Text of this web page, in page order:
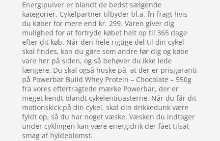
Energipulver er blandt de bedst sælgende
kategorier. Cykelpartner tilbyder bl.a. fri fragt hvis
du køber for mere end kr. 299. Varen giver dig
mulighed for at fortryde købet helt op til 365 dage
efter dit køb. Når den hele rigtige del til din cykel
skal findes, kan du gøre som andre før dig og købe
vare her på siden, og så behøver du ikke lede
længere. Du skal også huske på, at der er prisgaranti
på Powerbar Build Whey Protein – Chocolate – 550g
fra vores eftertragtede mærke Powerbar, der er
meget kendt blandt cykelentiuasterne. Når du får dit
motionskick på din cykel, skal din drikkedunk være
fyldt op, så du har noget væske. Væsken du indtager
under cyklingen kan være energidrik der fået tilsat
smag af hyldeblomst.